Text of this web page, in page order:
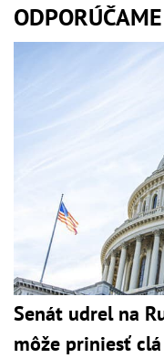
ODPORÚČAME
Senát udrel na
môže priniesť